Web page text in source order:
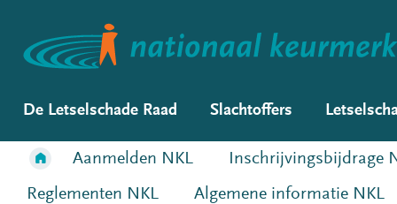
De Letselschade Raad Slachtoffers
Aanmelden NKL
Inschrijvingsbijdrage
Reglementen NKL
Algemene informatie NKL